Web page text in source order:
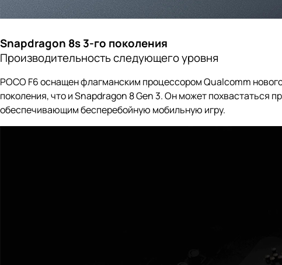
Snapdragon 8s 3-го поколения
Производительность следующего уровня
POCO F6 оснащен флагманским процессором Qualcomm
поколения, что и Snapdragon 8 Gen 3. Он может
обеспечивающим бесперебойную мобильную игру.